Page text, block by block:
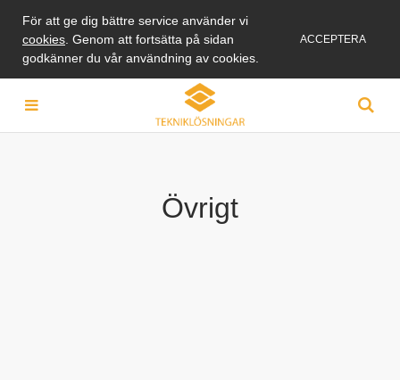
För att ge dig bättre service använder vi
cookies . Genom att fortsätta på sidan
godkänner du vår användning av cookies.
ACCEPTERA
Övrigt